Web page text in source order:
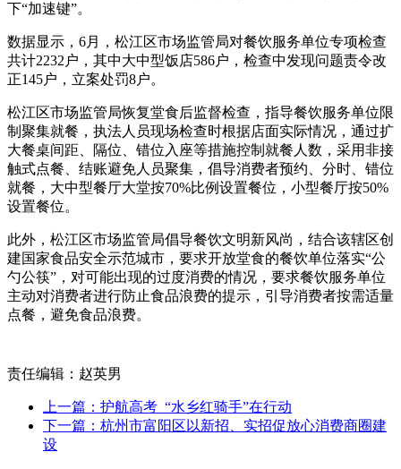
下“加速键”。
数据显示，6月，松江区市场监管局对餐饮服务单位专项检查
共计2232户，其中大中型饭店586户，检查中发现问题责令改
正145户，立案处罚8户。
松江区市场监管局恢复堂食后监督检查，指导餐饮服务单位限
制聚集就餐，执法人员现场检查时根据店面实际情况，通过扩
大餐桌间距、隔位、错位入座等措施控制就餐人数，采用非接
触式点餐、结账避免人员聚集，倡导消费者预约、分时、错位
就餐，大中型餐厅大堂按70%比例设置餐位，小型餐厅按50%
设置餐位。
此外，松江区市场监管局倡导餐饮文明新风尚，结合该辖区创
建国家食品安全示范城市，要求开放堂食的餐饮单位落实“公
勺公筷”，对可能出现的过度消费的情况，要求餐饮服务单位
主动对消费者进行防止食品浪费的提示，引导消费者按需适量
点餐，避免食品浪费。
责任编辑：赵英男
上一篇：护航高考 “水乡红骑手”在行动
下一篇：杭州市富阳区以新招、实招促放心消费商圈建
设